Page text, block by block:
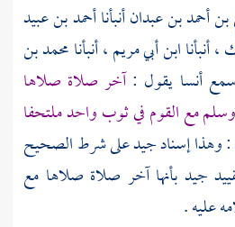
بن أحمد بن عبدانأنبأناأحمد بن عبيد
،أنبأناابن أبي مريم ،أنبأنامحمد بن
سمعأنسا يقول :آخر صلاة صلاها
مع القوم في ثوب واحد ملتحفا
وهذا إسناد جيد على شرط الصحيح
جيد بأنها آخر صلاة صلاها مع
عليه .